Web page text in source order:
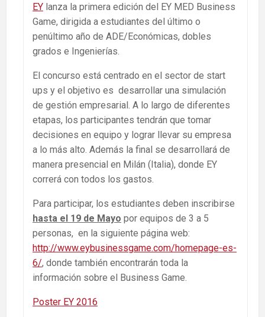
EY lanza la primera edición del EY MED Business
Game, dirigida a estudiantes del último o
penúltimo año de ADE/Económicas, dobles
grados e Ingenierías.
El concurso está centrado en el sector de start
ups y el objetivo es desarrollar una simulación
de gestión empresarial. A lo largo de diferentes
etapas, los participantes tendrán que tomar
decisiones en equipo y lograr llevar su empresa
a lo más alto. Además la final se desarrollará de
manera presencial en Milán (Italia), donde EY
correrá con todos los gastos.
Para participar, los estudiantes deben inscribirse
hasta el 19 de Mayo por equipos de 3 a 5
personas, en la siguiente página web:
http://www.eybusinessgame.com/homepage-es-
6/, donde también encontrarán toda la
información sobre el Business Game.
Poster EY 2016